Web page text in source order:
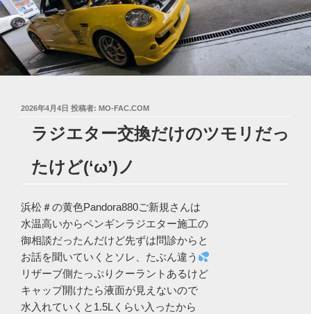
投
2026年4月4日 投稿者: MO-FAC.COM
ラジエター交換だけのツモリだっ
たけど(‘ω’)ノ
浜松＃の黄色Pandora880ご新規さんは
水温高いからペンギンラジエター施工の
御相談だったんだけど先ずは問診からと
お話を聞いていくとソレ、たぶん違う
リザーブ側たっぷりクーラントあるけど
キャップ開けたら液面が見えないので
水入れていくと1.5Lくらい入ったから